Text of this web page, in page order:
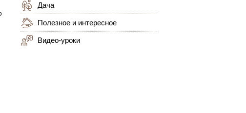
Дача
Полезное и интересное
Видео-уроки